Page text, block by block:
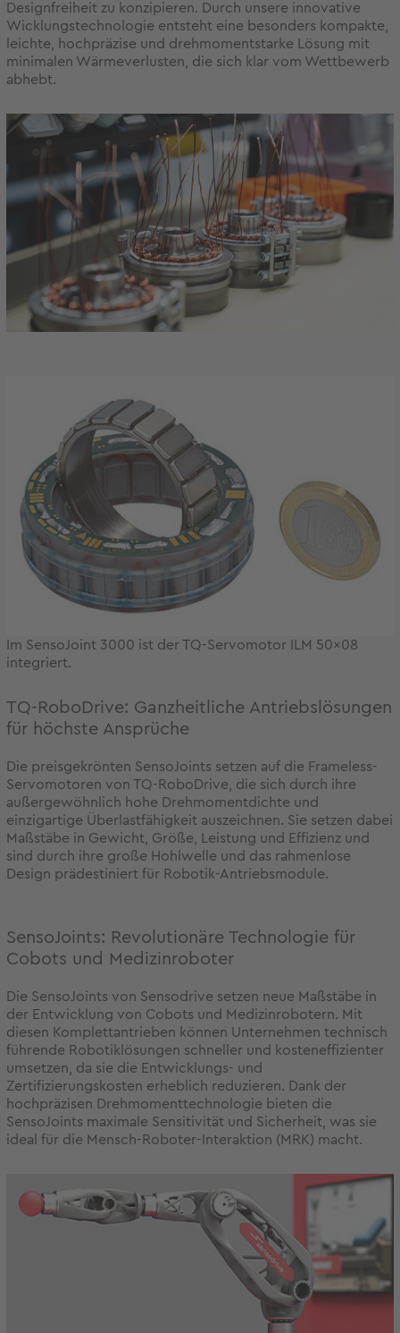
Designfreiheit zu konzipieren. Durch unsere innovative
Wicklungstechnologie entsteht eine besonders kompakte,
leichte, hochpräzise und drehmomentstarke Lösung mit
minimalen Wärmeverlusten, die sich klar vom Wettbewerb
abhebt.
Im SensoJoint 3000 ist der TQ-Servomotor ILM 50x08
integriert.
TQ-RoboDrive: Ganzheitliche Antriebslösungen
für höchste Ansprüche
Die preisgekrönten SensoJoints setzen auf die Frameless-
Servomotoren von TQ-RoboDrive, die sich durch ihre
außergewöhnlich hohe Drehmomentdichte und
einzigartige Überlastfähigkeit auszeichnen. Sie setzen dabei
Maßstäbe in Gewicht, Größe, Leistung und Effizienz und
sind durch ihre große Hohlwelle und das rahmenlose
Design prädestiniert für Robotik-Antriebsmodule.
SensoJoints: Revolutionäre Technologie für
Cobots und Medizinroboter
Die SensoJoints von Sensodrive setzen neue Maßstäbe in
der Entwicklung von Cobots und Medizinrobotern. Mit
diesen Komplettantrieben können Unternehmen technisch
führende Robotiklösungen schneller und kosteneffizienter
umsetzen, da sie die Entwicklungs- und
Zertifizierungskosten erheblich reduzieren. Dank der
hochpräzisen Drehmomenttechnologie bieten die
SensoJoints maximale Sensitivität und Sicherheit, was sie
ideal für die Mensch-Roboter-Interaktion (MRK) macht.